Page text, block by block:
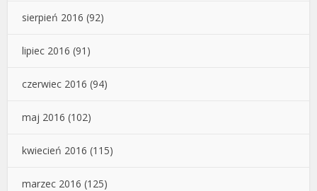
sierpień 2016 (92)
lipiec 2016 (91)
czerwiec 2016 (94)
maj 2016 (102)
kwiecień 2016 (115)
marzec 2016 (125)